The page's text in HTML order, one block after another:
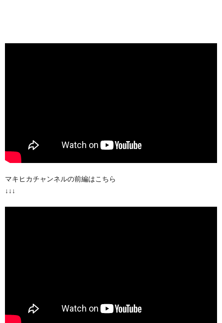
マキヒカチャンネルの前編はこちら
↓↓↓